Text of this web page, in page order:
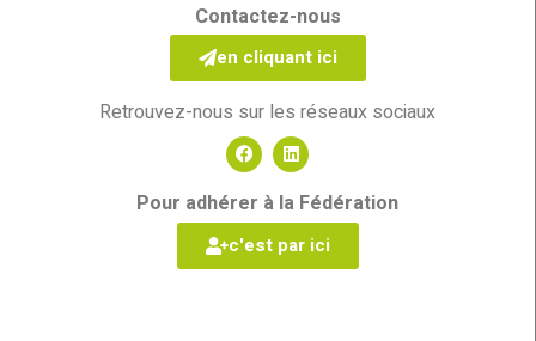
Contactez-nous
en cliquant ici
Retrouvez-nous sur les réseaux sociaux
Pour adhérer à la Fédération
c'est par ici